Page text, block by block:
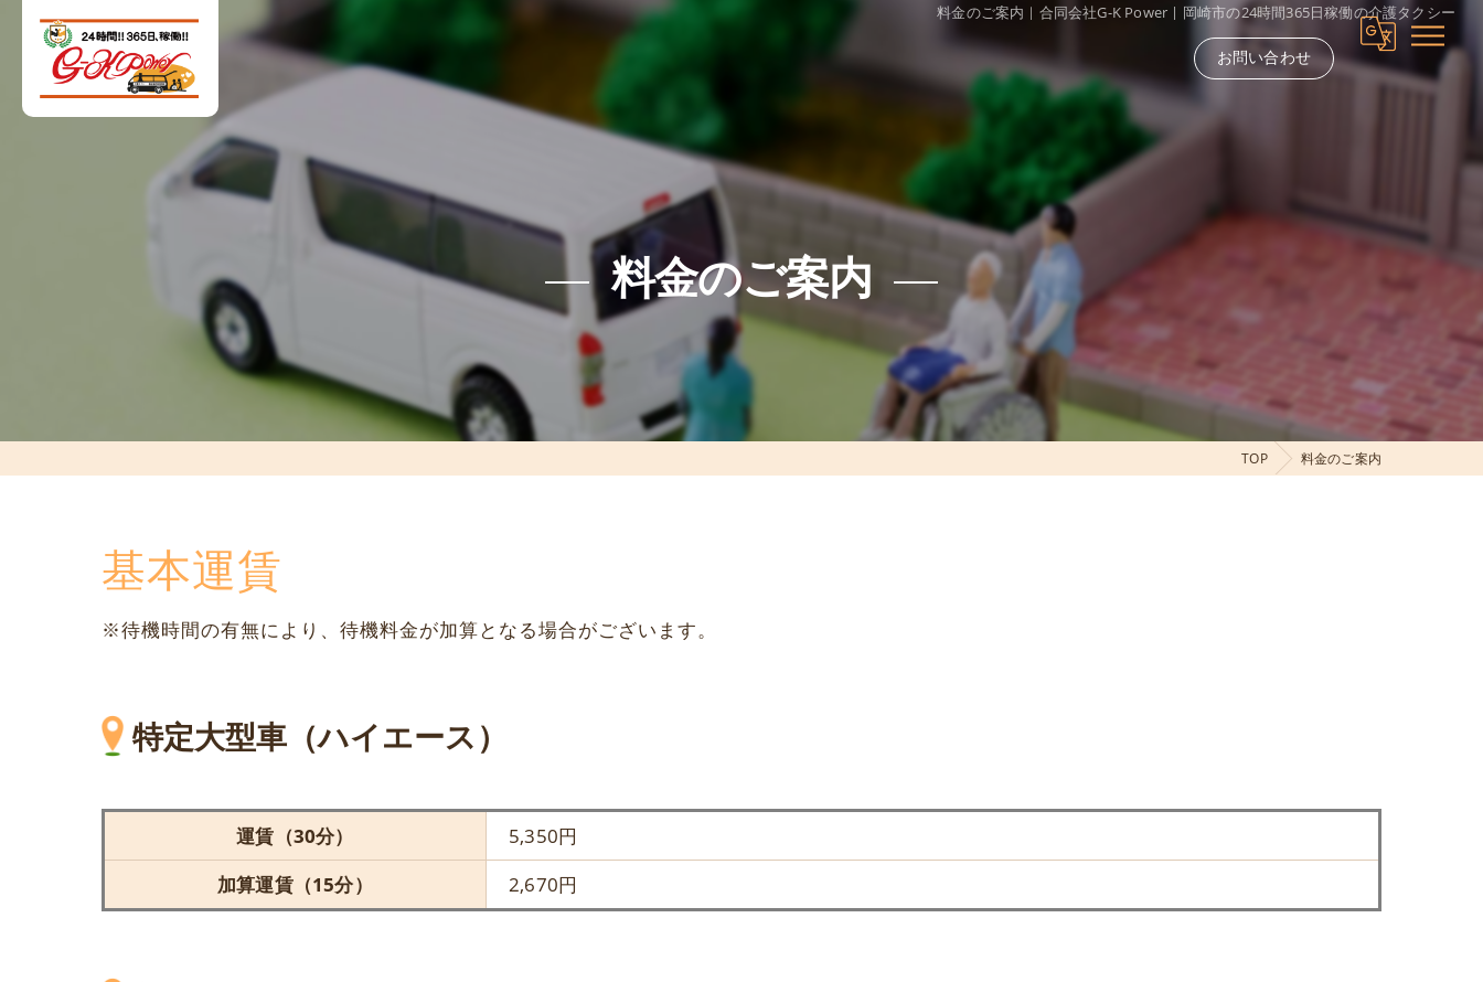
料金のご案内｜合同会社G-K Power | 岡崎市の24時間365日稼働の介護タクシー
お問い合わせ
料金のご案内
TOP 料金のご案内
基本運賃
※待機時間の有無により、待機料金が加算となる場合がございます。
特定大型車（ハイエース）
運賃（30分）
5,350円
加算運賃（15分）
2,670円